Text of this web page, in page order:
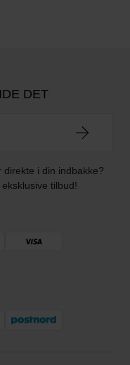
DET
i din indbakke?
tilbud!